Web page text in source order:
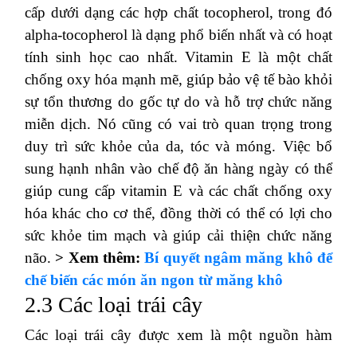
cấp dưới dạng các hợp chất tocopherol, trong đó
alpha-tocopherol là dạng phổ biến nhất và có hoạt
tính sinh học cao nhất. Vitamin E là một chất
chống oxy hóa mạnh mẽ, giúp bảo vệ tế bào khỏi
sự tổn thương do gốc tự do và hỗ trợ chức năng
miễn dịch. Nó cũng có vai trò quan trọng trong
duy trì sức khỏe của da, tóc và móng. Việc bổ
sung hạnh nhân vào chế độ ăn hàng ngày có thể
giúp cung cấp vitamin E và các chất chống oxy
hóa khác cho cơ thể, đồng thời có thể có lợi cho
sức khỏe tim mạch và giúp cải thiện chức năng
não. > Xem thêm:Bí quyết ngâm măng khô để
chế biến các món ăn ngon từ măng khô
2.3 Các loại trái cây
Các loại trái cây được xem là một nguồn hàm